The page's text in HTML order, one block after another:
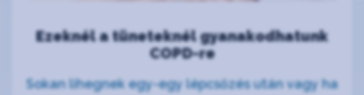
Ezeknél a tüneteknél gyanakodhatunk
COPD-re
Sokan lihegnek egy-egy lépcsőzés után vagy ha